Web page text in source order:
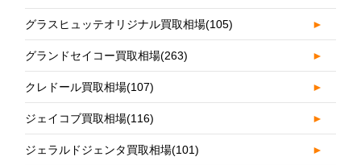
グラスヒュッテオリジナル買取相場(105) ►
グランドセイコー買取相場(263) ►
クレドール買取相場(107) ►
ジェイコブ買取相場(116) ►
ジェラルドジェンタ買取相場(101) ►